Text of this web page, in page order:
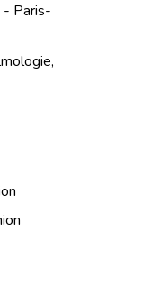
- Paris-